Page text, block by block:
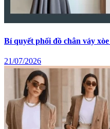
22/07/2026